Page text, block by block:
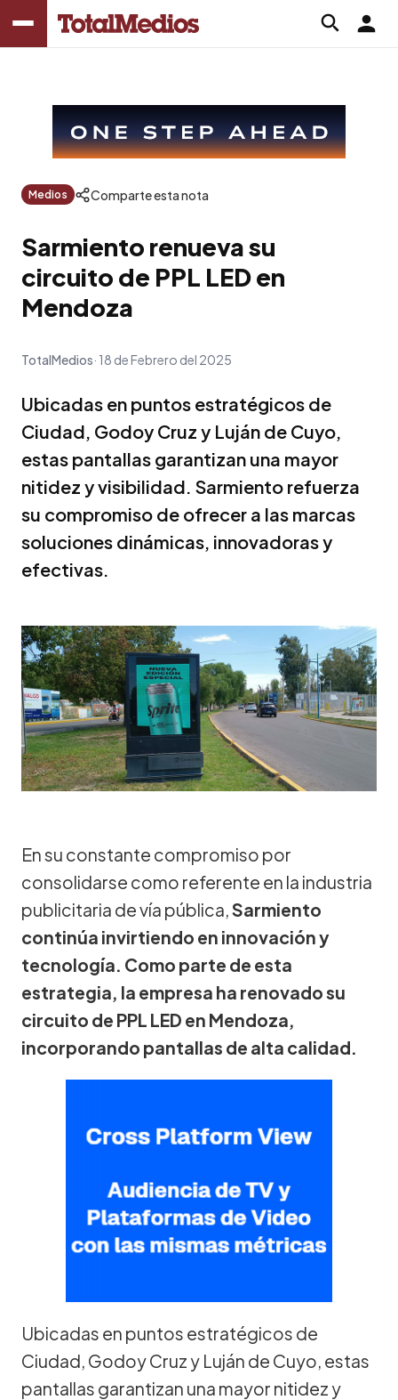
Medios Comparte esta nota
Sarmiento renueva su
circuito de PPL LED en
Mendoza
TotalMedios 18 de Febrero del 2025
Ubicadas en puntos estratégicos de
Ciudad, Godoy Cruz y Luján de Cuyo,
estas pantallas garantizan una mayor
nitidez y visibilidad. Sarmiento refuerza
su compromiso de ofrecer a las marcas
soluciones dinámicas, innovadoras y
efectivas.
En su constante compromiso por
consolidarse como referente en la industria
publicitaria de vía pública, Sarmiento
continúa invirtiendo en innovación y
tecnología. Como parte de esta
estrategia, la empresa ha renovado su
circuito de PPL LED en Mendoza,
incorporando pantallas de alta calidad.
Ubicadas en puntos estratégicos de
Ciudad, Godoy Cruz y Luján de Cuyo, estas
pantallas garantizan una mayor nitidez y